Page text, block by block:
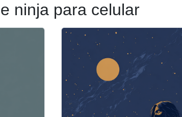
ninja para celular